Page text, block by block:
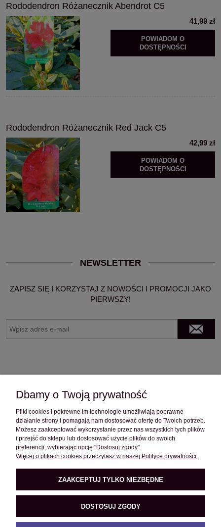
Rododendron Różanecznik Abendrot C5
41,99 zł
POWIADOM O
DOSTĘPNOŚCI
Rododendron Różanecznik Red Jack C5
42,99 zł
POWIADOM O
DOSTĘPNOŚCI
NEWSLETTER
ZAPISZ SIĘ I KORZYSTAJ Z NOWOŚCI I PROMOCJI JAKO
PIERWSZY!
OBSŁUGA KLIENTA
POMOC
O FIRMIE
PRODUKTY
Dbamy o Twoją prywatność
Pliki cookies i pokrewne im technologie umożliwiają poprawne
działanie strony i pomagają nam dostosować ofertę do Twoich potrzeb.
Możesz zaakceptować wykorzystanie przez nas wszystkich tych plików
i przejść do sklepu lub dostosować użycie plików do swoich
preferencji, wybierając opcję "Dostosuj zgody".
Więcej o plikach cookies przeczytasz w naszej Polityce prywatności.
ZAAKCEPTUJ TYLKO NIEZBĘDNE
DOSTOSUJ ZGODY